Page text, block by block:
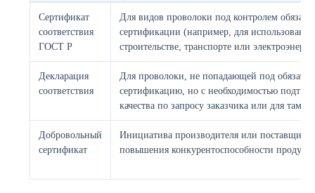
Сертификат
соответствия
ГОСТ Р
Для видов проволоки под контролем
сертификации (например, для
строительстве, транспорте или
Декларация
соответствия
Для проволоки, не попадающей под
сертификацию, но с необходимостью
качества по запросу заказчика или для
Добровольный
сертификат
Инициатива производителя или поставщика
повышения конкурентоспособности